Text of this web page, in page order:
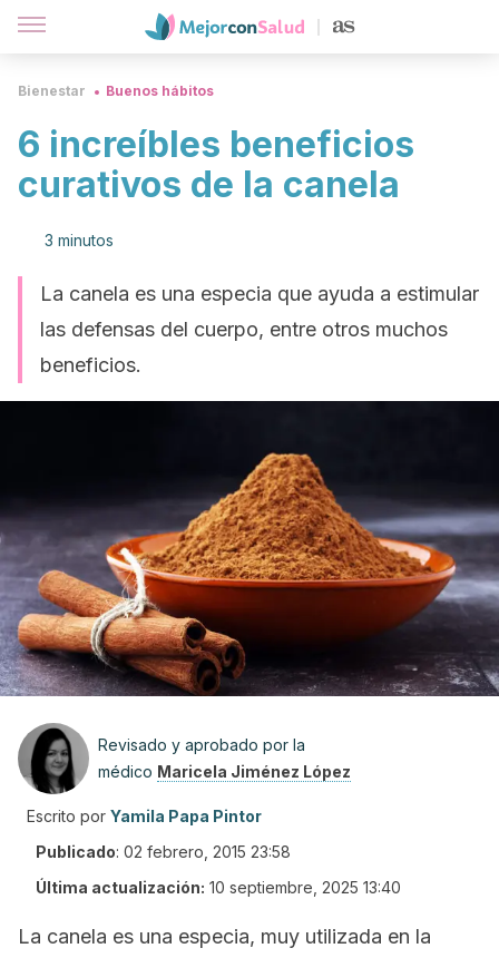
Bienestar Buenos hábitos
6 increíbles beneficios
curativos de la canela
3 minutos
La canela es una especia que ayuda a estimular
las defensas del cuerpo, entre otros muchos
beneficios.
Revisado y aprobado por la
médico Maricela Jiménez López
Escrito por Yamila Papa Pintor
Publicado: 02 febrero, 2015 23:58
Última actualización: 10 septiembre, 2025 13:40
La canela es una especia, muy utilizada en la